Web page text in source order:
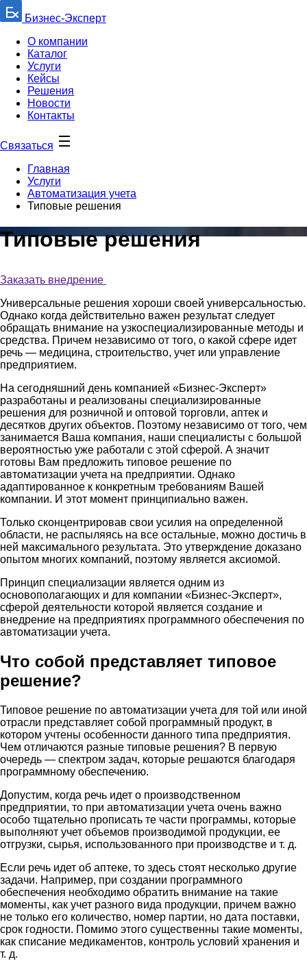
Бизнес-Эксперт
О компании
Каталог
Услуги
Кейсы
Решения
Новости
Контакты
Связаться
Главная
Услуги
Автоматизация учета
Типовые решения
Типовые решения
Заказать внедрение
Универсальные решения хороши своей универсальностью.
Однако когда действительно важен результат следует
обращать внимание на узкоспециализированные методы и
средства. Причем независимо от того, о какой сфере идет
речь — медицина, строительство, учет или управление
предприятием.
На сегодняшний день компанией «Бизнес-Эксперт»
разработаны и реализованы специализированные
решения для розничной и оптовой торговли, аптек и
десятков других объектов. Поэтому независимо от того, чем
занимается Ваша компания, наши специалисты с большой
вероятностью уже работали с этой сферой. А значит
готовы Вам предложить типовое решение по
автоматизации учета на предприятии. Однако
адаптированное к конкретным требованиям Вашей
компании. И этот момент принципиально важен.
Только сконцентрировав свои усилия на определенной
области, не распыляясь на все остальные, можно достичь в
ней максимального результата. Это утверждение доказано
опытом многих компаний, поэтому является аксиомой.
Принцип специализации является одним из
основополагающих и для компании «Бизнес-Эксперт»,
сферой деятельности которой является создание и
внедрение на предприятиях программного обеспечения по
автоматизации учета.
Что собой представляет типовое
решение?
Типовое решение по автоматизации учета для той или иной
отрасли представляет собой программный продукт, в
котором учтены особенности данного типа предприятия.
Чем отличаются разные типовые решения? В первую
очередь — спектром задач, которые решаются благодаря
программному обеспечению.
Допустим, когда речь идет о производственном
предприятии, то при автоматизации учета очень важно
особо тщательно прописать те части программы, которые
выполняют учет объемов производимой продукции, ее
отгрузки, сырья, использованного при производстве и т. д.
Если речь идет об аптеке, то здесь стоят несколько другие
задачи. Например, при создании программного
обеспечения необходимо обратить внимание на такие
моменты, как учет разного вида продукции, причем важно
не только его количество, номер партии, но дата поставки,
срок годности. Помимо этого существенны такие моменты,
как списание медикаментов, контроль условий хранения и
т. д.